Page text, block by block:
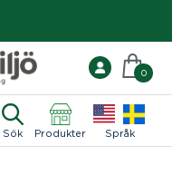
Sök Produkter Språk
0